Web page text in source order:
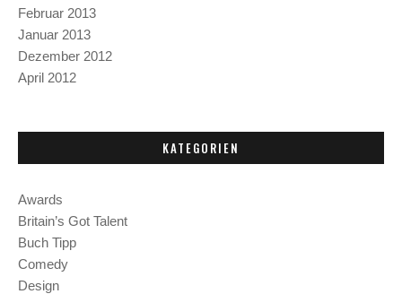
Februar 2013
Januar 2013
Dezember 2012
April 2012
KATEGORIEN
Awards
Britain’s Got Talent
Buch Tipp
Comedy
Design